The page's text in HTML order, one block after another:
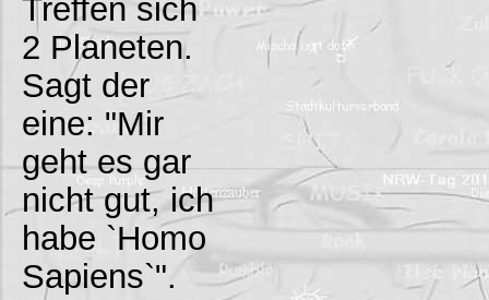
Treffen sich
2 Planeten.
Sagt der
eine: "Mir
geht es gar
nicht gut, ich
habe `Homo
Sapiens`".